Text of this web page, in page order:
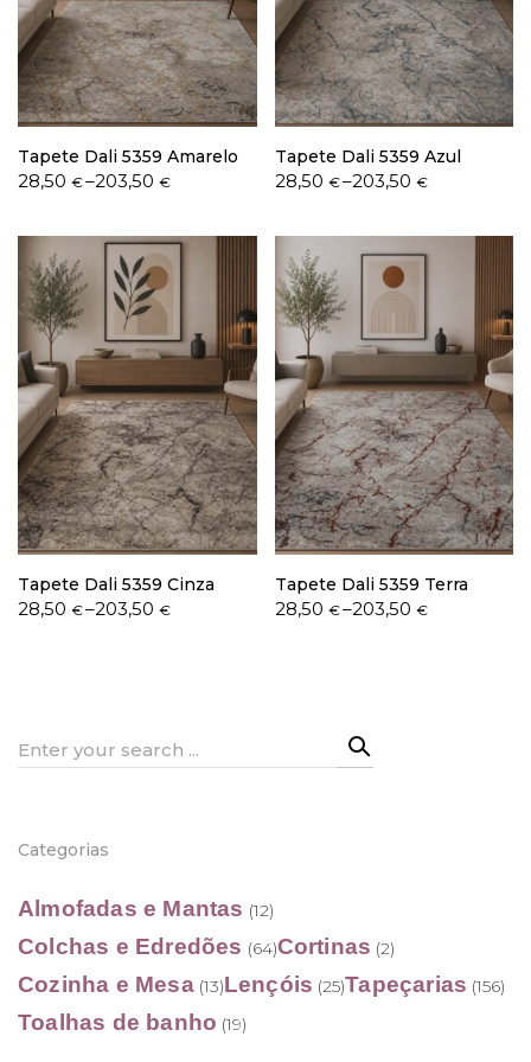
Política de Privacidade
Tapete Dali 5359 Amarelo
28,50 €–203,50€
Price
through
203,50 €
Tapete Dali 5359 Azul
28,50 €–203,50 €
Price
through
203,50 €
Tapete Dali 5359 Cinza
28,50 €–203,50€
Price
Tapete Dali 5359 Terra
28,50 €–203,50 €
Price
Search
Categorias
Almofadas e Mantas (12)
Colchas e Edredões (64)Cortinas (2)
Cozinha e Mesa (13)Lençóis (25)Tapeçarias (156)
Toalhas de banho (19)